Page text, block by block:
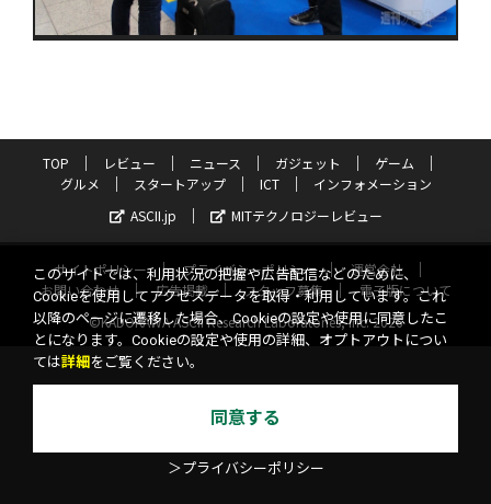
TOP レビュー ニュース ガジェット
ゲーム
グルメ
スタートアップ ICT
インフォメーション
ASCII.jp
MITテクノロジーレビュー
サイトポリシー プライバシーポリシー
運営会社
お問い合わせ
広告掲載 スタッフ募集
電子版について
©KADOKAWA ASCII Research Laboratories, Inc. 2026
このサイトでは、利用状況の把握や広告配信などのために、
Cookieを使用してアクセスデータを取得・利用しています。これ
以降のページに遷移した場合、Cookieの設定や使用に同意したこ
とになります。Cookieの設定や使用の詳細、オプトアウトについ
ては詳細 をご覧ください。
同意する
＞プライバシーポリシー